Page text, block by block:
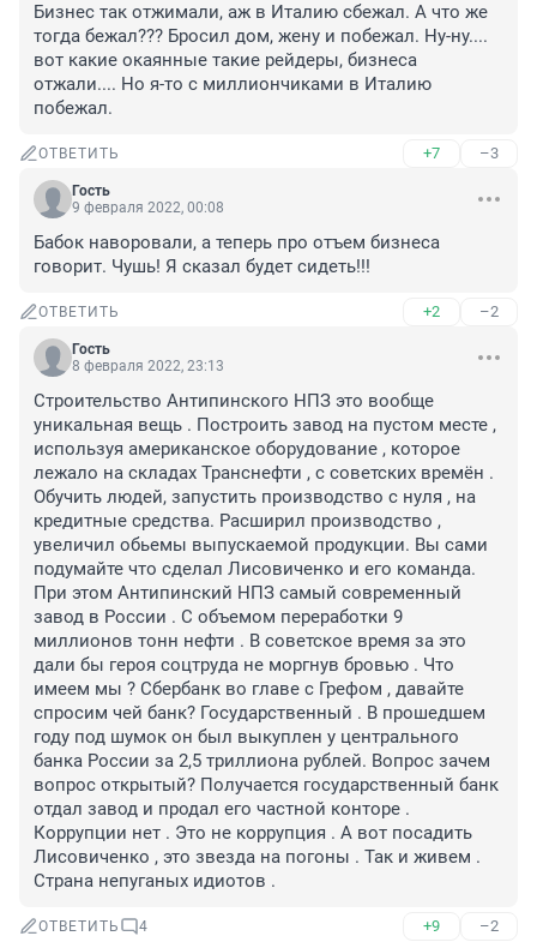
Бизнес так отжимали, аж в Италию сбежал. А что же
тогда бежал??? Бросил дом, жену и побежал. Ну-ну....
вот какие окаянные такие рейдеры, бизнеса
отжали.... Но я-то с миллиончиками в Италию
побежал.
ОТВЕТИТЬ +7 –3
Гость
9 февраля 2022, 00:08
Бабок наворовали, а теперь про отъем бизнеса
говорит. Чушь! Я сказал будет сидеть!!!
ОТВЕТИТЬ +2 –2
Гость
8 февраля 2022, 23:13
Строительство Антипинского НПЗ это вообще
уникальная вещь . Построить завод на пустом месте ,
используя американское оборудование , которое
лежало на складах Транснефти , с советских времён .
Обучить людей, запустить производство с нуля , на
кредитные средства. Расширил производство ,
увеличил обьемы выпускаемой продукции. Вы сами
подумайте что сделал Лисовиченко и его команда.
При этом Антипинский НПЗ самый современный
завод в России . С объемом переработки 9
миллионов тонн нефти . В советское время за это
дали бы героя соцтруда не моргнув бровью . Что
имеем мы ? Сбербанк во главе с Грефом , давайте
спросим чей банк? Государственный . В прошедшем
году под шумок он был выкуплен у центрального
банка России за 2,5 триллиона рублей. Вопрос зачем
вопрос открытый? Получается государственный банк
отдал завод и продал его частной конторе .
Коррупции нет . Это не коррупция . А вот посадить
Лисовиченко , это звезда на погоны . Так и живем .
Страна непуганых идиотов .
ОТВЕТИТЬ 4 +9 –2